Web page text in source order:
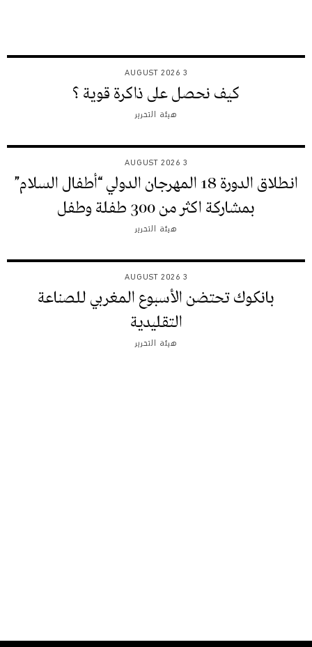
3 AUGUST 2026
كيف نحصل على ذاكرة قوية ؟
هيئة التحرير
3 AUGUST 2026
انطلاق الدورة 18 المهرجان الدولي “أطفال السلام”
بمشاركة اكثر من 300 طفلة وطفل
هيئة التحرير
3 AUGUST 2026
بانكوك تحتضن الأسبوع المغربي للصناعة
التقليدية
هيئة التحرير